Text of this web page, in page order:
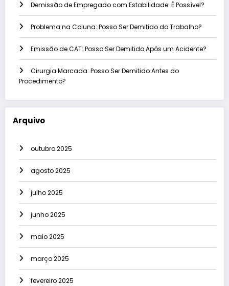
Demissão de Empregado com Estabilidade: É Possível?
Problema na Coluna: Posso Ser Demitido do Trabalho?
Emissão de CAT: Posso Ser Demitido Após um Acidente?
Cirurgia Marcada: Posso Ser Demitido Antes do
Procedimento?
Arquivo
outubro 2025
agosto 2025
julho 2025
junho 2025
maio 2025
março 2025
fevereiro 2025